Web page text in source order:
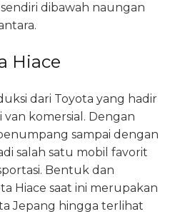
dibawah naungan
Hiace
dari Toyota yang hadir
komersial. Dengan
sampai dengan
salah satu mobil favorit
Bentuk dan
Hiace saat ini merupakan
Jepang hingga terlihat